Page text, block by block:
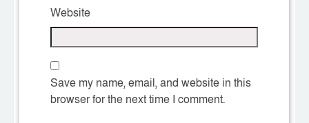
Website
Save my name, email, and website in this
browser for the next time I comment.